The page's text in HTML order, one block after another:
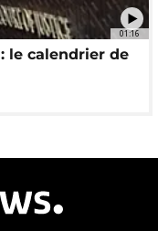
01:16
le calendrier de